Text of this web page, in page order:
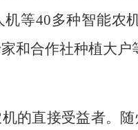
等40多种智能农
和合作社种植大
的直接受益者。